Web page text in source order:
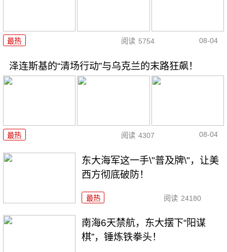
最热 阅读 5754 08-04
泽连斯基的“清场行动”与乌克兰的末路狂飙！
最热 阅读 4307 08-04
东大海军这一手\"普及牌\"，让美
西方彻底破防！
最热 阅读 24180
南海6天禁航，东大摆下“阳谋
棋”，锤炼铁拳头！